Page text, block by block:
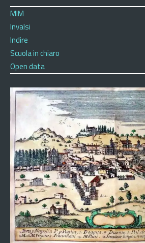
MIM
Invalsi
Indire
Scuola in chiaro
Open data